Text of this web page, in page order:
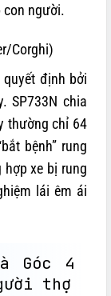
con người.
Corghi)
định bởi
SP733N chia
thường chỉ 64
bệnh” rung
xe bị rung
lái êm ái
Góc 4
thợ